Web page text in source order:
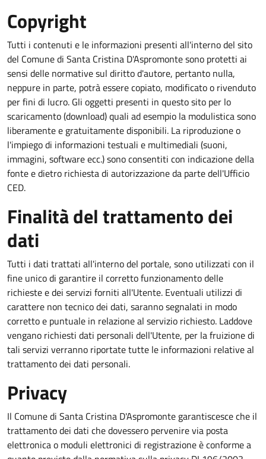
Copyright
Tutti i contenuti e le informazioni presenti all'interno del sito
del Comune di Santa Cristina D'Aspromonte sono protetti ai
sensi delle normative sul diritto d'autore, pertanto nulla,
neppure in parte, potrà essere copiato, modificato o rivenduto
per fini di lucro. Gli oggetti presenti in questo sito per lo
scaricamento (download) quali ad esempio la modulistica sono
liberamente e gratuitamente disponibili. La riproduzione o
l'impiego di informazioni testuali e multimediali (suoni,
immagini, software ecc.) sono consentiti con indicazione della
fonte e dietro richiesta di autorizzazione da parte dell'Ufficio
CED.
Finalità del trattamento dei
dati
Tutti i dati trattati all'interno del portale, sono utilizzati con il
fine unico di garantire il corretto funzionamento delle
richieste e dei servizi forniti all'Utente. Eventuali utilizzi di
carattere non tecnico dei dati, saranno segnalati in modo
corretto e puntuale in relazione al servizio richiesto. Laddove
vengano richiesti dati personali dell'Utente, per la fruizione di
tali servizi verranno riportate tutte le informazioni relative al
trattamento dei dati personali.
Privacy
Il Comune di Santa Cristina D'Aspromonte garantiscesce che il
trattamento dei dati che dovessero pervenire via posta
elettronica o moduli elettronici di registrazione è conforme a